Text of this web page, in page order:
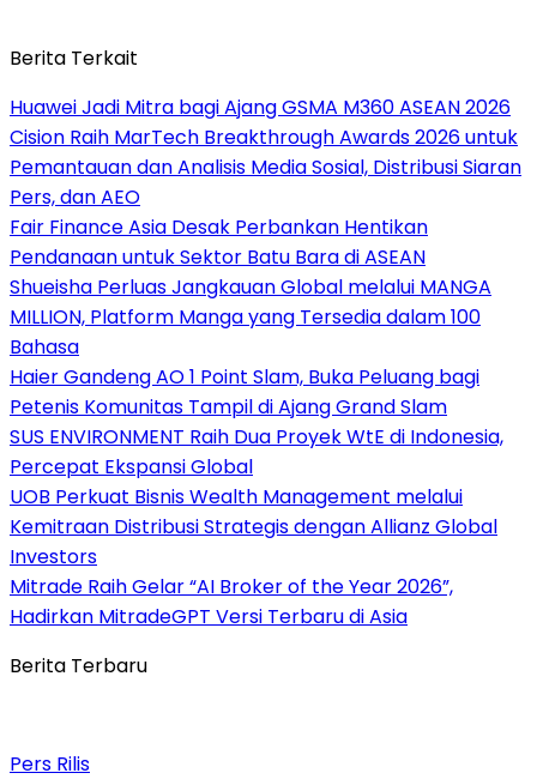
Berita Terkait
Huawei Jadi Mitra bagi Ajang GSMA M360 ASEAN 2026
Cision Raih MarTech Breakthrough Awards 2026 untuk
Pemantauan dan Analisis Media Sosial, Distribusi Siaran
Pers, dan AEO
Fair Finance Asia Desak Perbankan Hentikan
Pendanaan untuk Sektor Batu Bara di ASEAN
Shueisha Perluas Jangkauan Global melalui MANGA
MILLION, Platform Manga yang Tersedia dalam 100
Bahasa
Haier Gandeng AO 1 Point Slam, Buka Peluang bagi
Petenis Komunitas Tampil di Ajang Grand Slam
SUS ENVIRONMENT Raih Dua Proyek WtE di Indonesia,
Percepat Ekspansi Global
UOB Perkuat Bisnis Wealth Management melalui
Kemitraan Distribusi Strategis dengan Allianz Global
Investors
Mitrade Raih Gelar “AI Broker of the Year 2026”,
Hadirkan MitradeGPT Versi Terbaru di Asia
Berita Terbaru
Pers Rilis